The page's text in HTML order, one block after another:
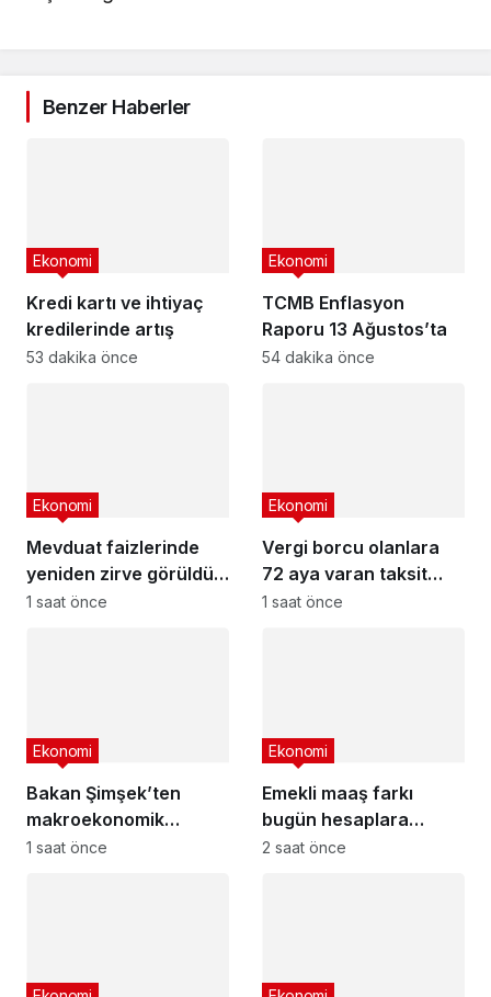
Benzer Haberler
Kredi kartı ve ihtiyaç
kredilerinde artış
Ekonomi
53 dakika önce
TCMB Enflasyon
Raporu 13 Ağustos’ta
Ekonomi
54 dakika önce
Mevduat faizlerinde
yeniden zirve görüldü :
3 milyon liranın aylık
Ekonomi
1 saat önce
Vergi borcu olanlara
72 aya varan taksit
fırsatı
Ekonomi
1 saat önce
Bakan Şimşek’ten
makroekonomik
istikrar açıklaması
Ekonomi
1 saat önce
Emekli maaş farkı
bugün hesaplara
yatıyor
Ekonomi
2 saat önce